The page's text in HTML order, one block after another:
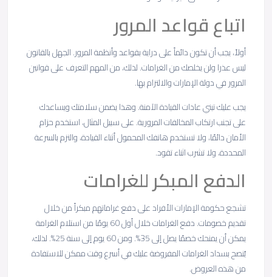
اتباع قواعد المرور
أولاً، يجب أن تكون دائماً على دراية بقواعد وأنظمة المرور. الجهل بالقانون
ليس عذرا ولن يخلصك من الغرامات. لذلك، من المهم التعرف على قوانين
المرور في دولة الإمارات والالتزام بها.
يجب عليك تبني عادات القيادة الآمنة. وهذا يضمن سلامتك ويساعدك
على تجنب ارتكاب المخالفات المرورية. على سبيل المثال، استخدم حزام
الأمان دائمًا، ولا تستخدم هاتفك المحمول أثناء القيادة، والتزم بالسرعة
المحددة، ولا تشرب اثناء تقود.
الدفع المبكر للغرامات
تشجع حكومة الإمارات الأفراد على دفع غراماتهم مبكراً من خلال
تقديم خصومات. دفع الغرامات خلال أول 60 يومًا من استلام الغرامة
يمكن أن يمنحك خصمًا يصل إلى 35%. ومن 60 يوم إلى سنة 25%. لذلك،
يُنصح بسداد الغرامات المفروضة عليك في أسرع وقت ممكن للاستفادة
من هذه العروض.